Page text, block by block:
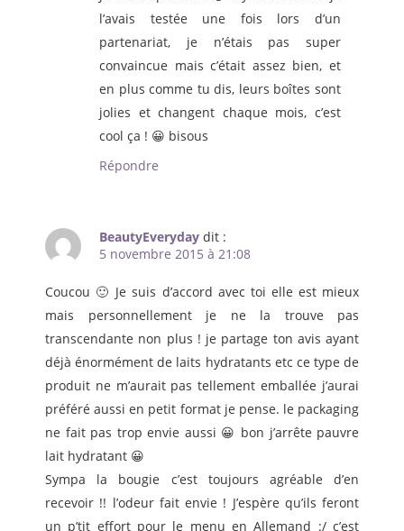
l’avais testée une fois lors d’un
partenariat, je n’étais pas super
convaincue mais c’était assez bien, et
en plus comme tu dis, leurs boîtes sont
jolies et changent chaque mois, c’est
cool ça ! 😀 bisous
Répondre
BeautyEveryday dit :
5 novembre 2015 à 21:08
Coucou 🙂 Je suis d’accord avec toi elle est mieux
mais personnellement je ne la trouve pas
transcendante non plus ! je partage ton avis ayant
déjà énormément de laits hydratants etc ce type de
produit ne m’aurait pas tellement emballée j’aurai
préféré aussi en petit format je pense. le packaging
ne fait pas trop envie aussi 😀 bon j’arrête pauvre
lait hydratant 😀
Sympa la bougie c’est toujours agréable d’en
recevoir !! l’odeur fait envie ! J’espère qu’ils feront
un p’tit effort pour le menu en Allemand :/ c’est